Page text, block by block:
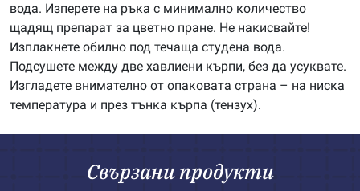
вода. Изперете на ръка с минимално количество
щадящ препарат за цветно пране. Не накисвайте!
Изплакнете обилно под течаща студена вода.
Подсушете между две хавлиени кърпи, без да усуквате.
Изгладете внимателно от опаковата страна – на ниска
температура и през тънка кърпа (тензух).
Свързани продукти